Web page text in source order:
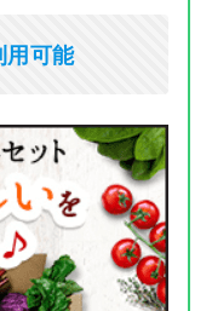
用可能